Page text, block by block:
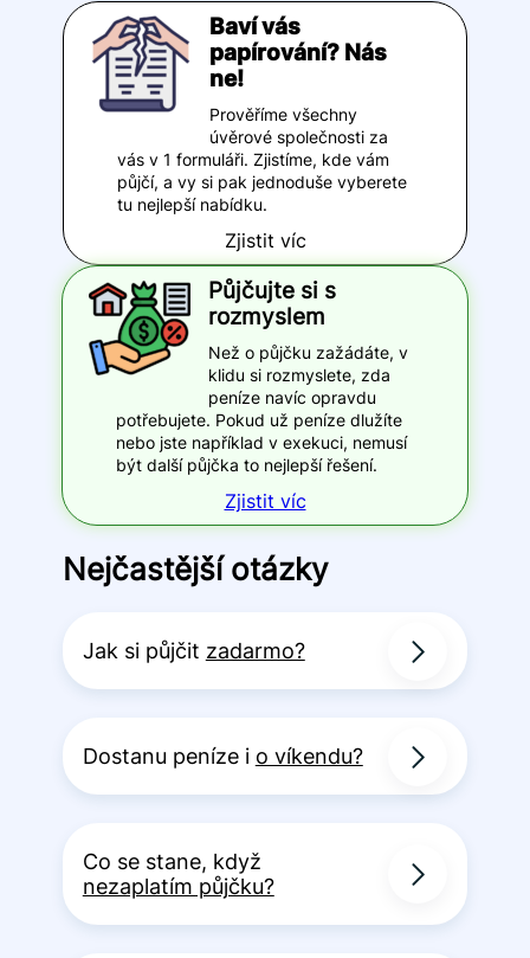
Baví vás
papírování? Nás
ne!
Prověříme všechny
úvěrové společnosti za
vás v 1 formuláři. Zjistíme, kde vám
půjčí, a vy si pak jednoduše vyberete
tu nejlepší nabídku.
Zjistit víc
Půjčujte si s
rozmyslem
Než o půjčku zažádáte, v
klidu si rozmyslete, zda
peníze navíc opravdu
potřebujete. Pokud už peníze dlužíte
nebo jste například v exekuci, nemusí
být další půjčka to nejlepší řešení.
Zjistit víc
Nejčastější otázky
Jak si půjčit zadarmo?
Dostanu peníze i o víkendu?
Co se stane, když
nezaplatím půjčku?